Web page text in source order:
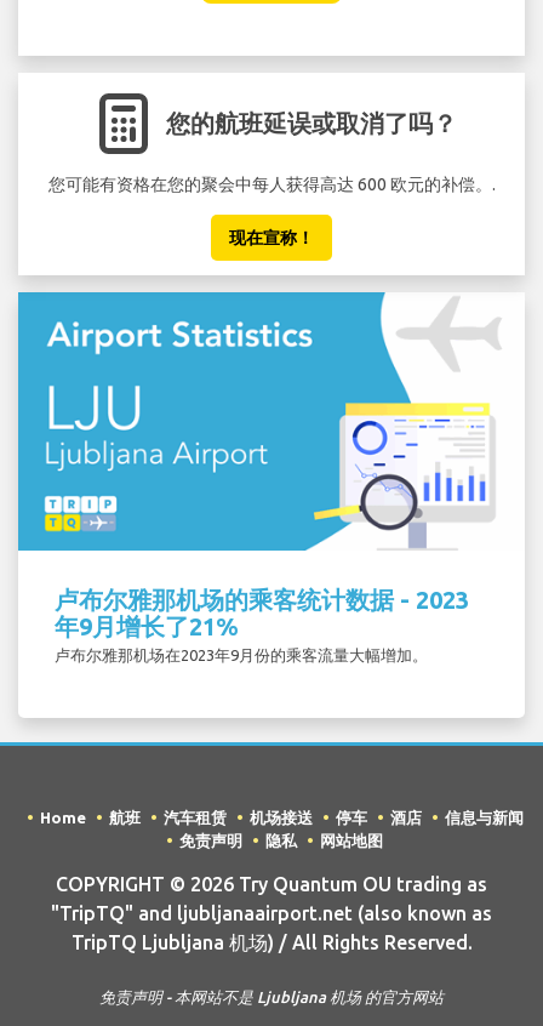
您的航班延误或取消了吗？
您可能有资格在您的聚会中每人获得高达 600 欧元的补偿。.
现在宣称！
卢布尔雅那机场的乘客统计数据 - 2023
年9月增长了21%
卢布尔雅那机场在2023年9月份的乘客流量大幅增加。
Home 航班 汽车租赁 机场接送 停车 酒店
信息与新闻
免责声明
隐私 网站地图
COPYRIGHT © 2026 Try Quantum OU trading as
"TripTQ" and ljubljanaairport.net (also known as
TripTQ Ljubljana 机场) / All Rights Reserved.
免责声明 - 本网站不是 Ljubljana 机场 的官方网站